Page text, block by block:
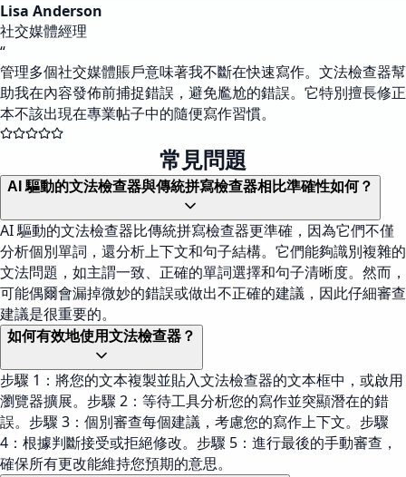
Lisa Anderson
社交媒體經理
“
管理多個社交媒體賬戶意味著我不斷在快速寫作。文法檢查器幫
助我在內容發佈前捕捉錯誤，避免尷尬的錯誤。它特別擅長修正
本不該出現在專業帖子中的隨便寫作習慣。
常見問題
AI 驅動的文法檢查器與傳統拼寫檢查器相比準確性如何？
AI 驅動的文法檢查器比傳統拼寫檢查器更準確，因為它們不僅
分析個別單詞，還分析上下文和句子結構。它們能夠識別複雜的
文法問題，如主謂一致、正確的單詞選擇和句子清晰度。然而，
可能偶爾會漏掉微妙的錯誤或做出不正確的建議，因此仔細審查
建議是很重要的。
如何有效地使用文法檢查器？
步驟 1：將您的文本複製並貼入文法檢查器的文本框中，或啟用
瀏覽器擴展。步驟 2：等待工具分析您的寫作並突顯潛在的錯
誤。步驟 3：個別審查每個建議，考慮您的寫作上下文。步驟
4：根據判斷接受或拒絕修改。步驟 5：進行最後的手動審查，
確保所有更改能維持您預期的意思。